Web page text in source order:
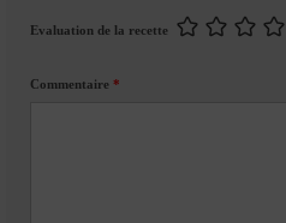
Evaluation de la recette
Commentaire *